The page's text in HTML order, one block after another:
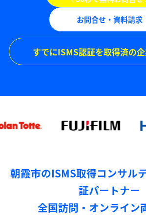
お問合せ・資料請求
すでにISMS認証を取得済の
朝霞市のISMS取得コンサル
証パートナー
全国訪問・オンライン